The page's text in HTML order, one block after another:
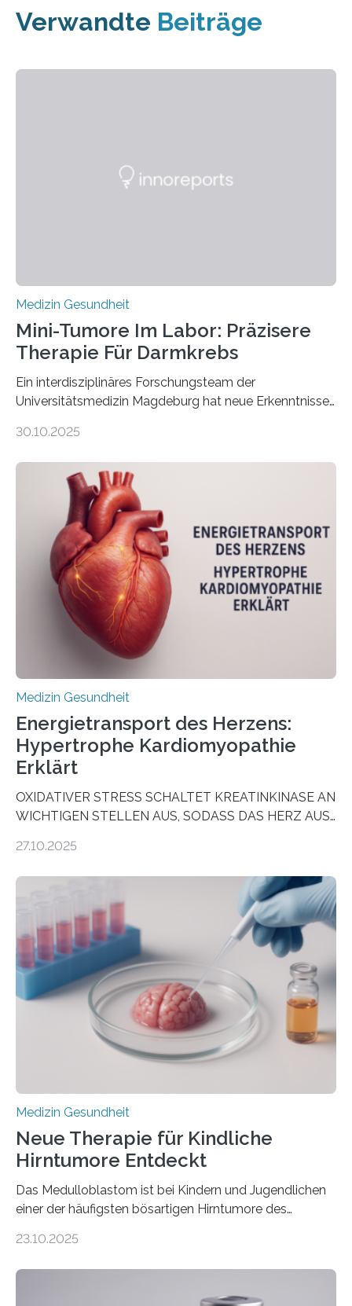
Verwandte Beiträge
Medizin Gesundheit
Mini-Tumore Im Labor: Präzisere
Therapie Für Darmkrebs
Ein interdisziplinäres Forschungsteam der
Universitätsmedizin Magdeburg hat neue Erkenntnisse
behandelt werden kann. In ihrer aktuellen Studie,
Oncology, zeigen die Forschenden, dass Mini-Tumore
aus Gewebe von Patientinnen und Patienten –
sogenannte Organoide – genutzt werden können, um
vorab zu prüfen, welche Medikamente am besten
wirken. Dabei wurde ein Eiweiß identifiziert, das künftig
als Biomarker für die Wahl der passenden Therapie
dienen könnte. Darmkrebs zählt weltweit zu den
häufigsten Krebsarten und stellt…
30.10.2025
Medizin Gesundheit
Energietransport des Herzens:
Hypertrophe Kardiomyopathie
Erklärt
OXIDATIVER STRESS SCHALTET KREATINKINASE AN
WICHTIGEN STELLEN AUS, SODASS DAS HERZ AUS
aus dem Deutschen Zentrum für Herzinsuffizienz
im Journal Circulation, warum der Energietransport bei
der Hypertrophen Kardiomyopathie (HCM) versagen
kann und wie sich durch eine Verringerung der
Herzbelastung und des oxidativen Stresses
Rhythmusstörungen reduzieren lassen. Würzburg. Die
hypertrophe Kardiomyopathie (HCM) ist die häufigste
erblich bedingte Herzerkrankung. Sie führt dazu, dass
sich die linke Herzkammer verdickt, der Herzmuskel zu
stark kontrahiert…
27.10.2025
Medizin Gesundheit
Neue Therapie für Kindliche
Hirntumore Entdeckt
Das Medulloblastom ist bei Kindern und Jugendlichen
einer der häufigsten bösartigen Hirntumore des
Betroffenen können mit heutigen Methoden geheilt
Dringend benötigt werden zielgerichtete Therapien, die
23.10.2025